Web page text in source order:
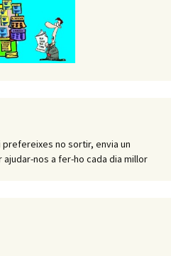
no sortir, envia un
nos a fer-ho cada dia millor